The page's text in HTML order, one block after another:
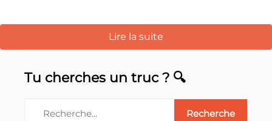
Lire la suite
Tu cherches un truc ? 🔍